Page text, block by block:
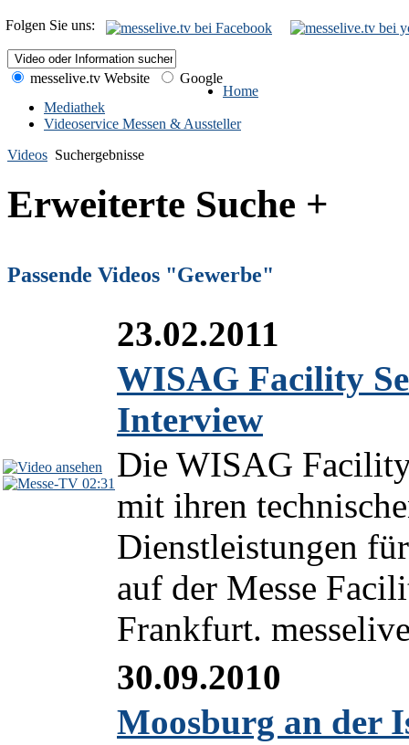
Folgen Sie uns:
messelive.tv Website
Google
Home
Mediathek
Videoservice Messen & Aussteller
Videos Suchergebnisse
Erweiterte Suche +
Passende Videos "Gewerbe"
02:31
23.02.2011
WISAG Facility
Interview
Die WISAG
mit ihren
Dienstleistungen
auf der Messe
Frankfurt.
30.09.2010
Moosburg an der